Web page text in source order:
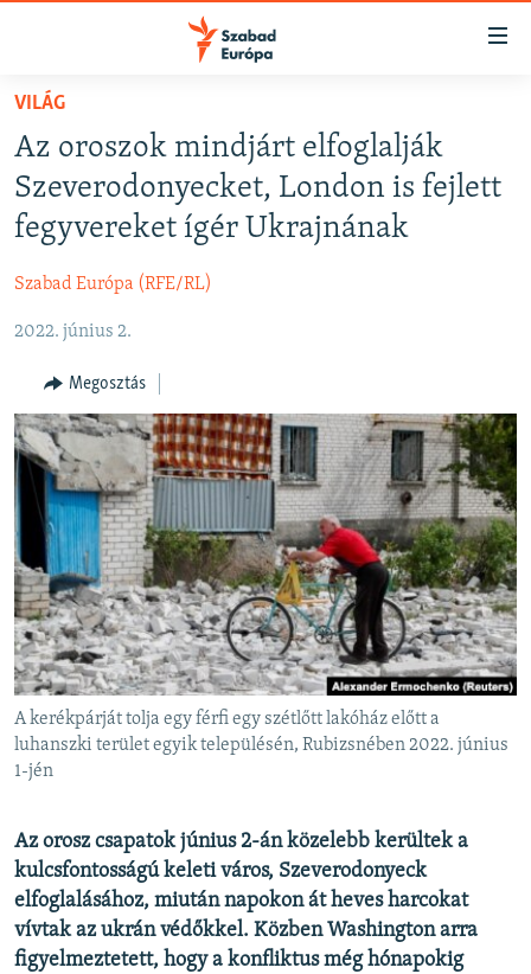
Akadálymentes
Ugrás
fő
oldalra
Ugrás
tartalomjegyzékre
PODCASTOK
ELEMZŐ
NER15
SZABADON
TÁRSADALOM
DEMOKRÁCIA
A PÉNZ NYOMÁBAN
EURÓPAI UNIÓ
VILÁG
KLÍMAVÁLTOZÁS
A MÚLT TANULSÁGAI
KÖVESSEN MINKET!
Valamennyi RFE/RL weboldal
VILÁG
Az oroszok mindjárt elfoglalják
Szeverodonyecket, London is fejlett
fegyvereket ígér Ukrajnának
Szabad Európa (RFE/RL)
2022. június 2.
Megosztás
A kerékpárját tolja egy férfi egy szétlőtt lakóház előtt a
luhanszki terület egyik településén, Rubizsnében 2022. június
1-jén
Az orosz csapatok június 2-án közelebb kerültek a
kulcsfontosságú keleti város, Szeverodonyeck
elfoglalásához, miután napokon át heves harcokat
vívtak az ukrán védőkkel. Közben Washington arra
figyelmeztetett, hogy a konfliktus még hónapokig
FELIRATKOZÁS
Spotify